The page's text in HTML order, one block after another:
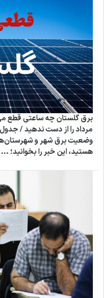
مرداد را از دست ندهید /
وضعیت برق شهر و شهرستان‌ها
هستید، این خبر را بخوانید؛ ...